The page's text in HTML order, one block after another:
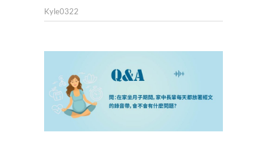
Kyle0322